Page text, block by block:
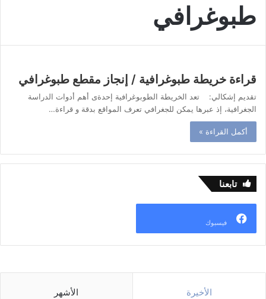
طبوغرافي
قراءة خريطة طبوغرافية / إنجاز مقطع طبوغرافي
تقديم إشكالي: تعد الخريطة الطوبوغرافية إحدةى أهم أدوات الدراسة
الجغرافية، إذ عبرها يمكن للجغرافي تعرف المواقع بدقة و قراءة…
أكمل القراءة »
تابعنا
فيسبوك
الأخيرة الأشهر